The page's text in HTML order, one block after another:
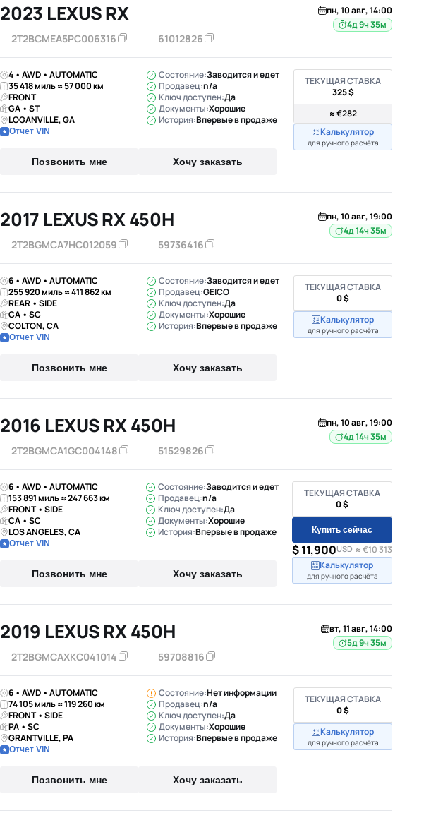
2023 LEXUS RX
2T2BCMEA5PC006316 61012826
пн, 10 авг, 14:00
4д 9ч 35м
4 • AWD • AUTOMATIC
35 418 миль ≈ 57 000 км
FRONT
GA • ST
LOGANVILLE, GA
Отчет VIN
Состояние:Заводится и едет
Продавец:n/a
Ключ доступен:Да
Документы:Хорошие
История:Впервые в продаже
Позвонить мне Хочу заказать
ТЕКУЩАЯ СТАВКА
325 $
≈ €282
Калькулятор
для ручного расчёта
2017 LEXUS RX 450H
2T2BGMCA7HC012059 59736416
пн, 10 авг, 19:00
4д 14ч 35м
6 • AWD • AUTOMATIC
255 920 миль ≈ 411 862 км
REAR • SIDE
CA • SC
COLTON, CA
Отчет VIN
Состояние:Заводится и едет
Продавец:GEICO
Ключ доступен:Да
Документы:Хорошие
История:Впервые в продаже
Позвонить мне Хочу заказать
ТЕКУЩАЯ СТАВКА
0 $
Калькулятор
для ручного расчёта
2016 LEXUS RX 450H
2T2BGMCA1GC004148 51529826
пн, 10 авг, 19:00
4д 14ч 35м
6 • AWD • AUTOMATIC
153 891 миль ≈ 247 663 км
FRONT • SIDE
CA • SC
LOS ANGELES, CA
Отчет VIN
Состояние:Заводится и едет
Продавец:n/a
Ключ доступен:Да
Документы:Хорошие
История:Впервые в продаже
Позвонить мне Хочу заказать
ТЕКУЩАЯ СТАВКА
0 $
Купить сейчас
$ 11,900USD ≈ €10 313
Калькулятор
для ручного расчёта
2019 LEXUS RX 450H
2T2BGMCAXKC041014 59708816
вт, 11 авг, 14:00
5д 9ч 35м
6 • AWD • AUTOMATIC
74 105 миль ≈ 119 260 км
FRONT • SIDE
PA • SC
GRANTVILLE, PA
Отчет VIN
Состояние:Нет информации
Продавец:n/a
Ключ доступен:Да
Документы:Хорошие
История:Впервые в продаже
Позвонить мне Хочу заказать
ТЕКУЩАЯ СТАВКА
0 $
Калькулятор
для ручного расчёта